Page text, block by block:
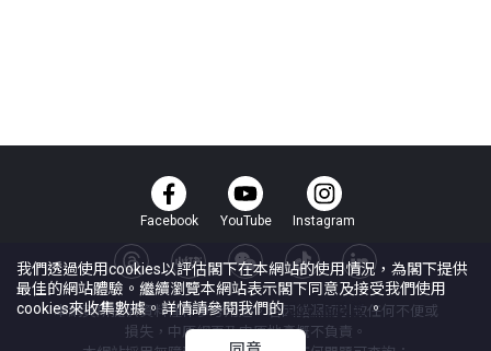
Facebook YouTube Instagram
本網頁所提供資料僅作參考用途。若因錯漏而引致任何不便或
損失，中原網頁及中原地產概不負責。
我們透過使用cookies以評估閣下在本網站的使用情況，為閣下提供
最佳的網站體驗。繼續瀏覽本網站表示閣下同意及接受我們使用
cookies來收集數據。詳情請參閱我們的Cookie政策。